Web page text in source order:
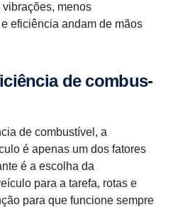
menos
eficiência andam de mãos
de combustível, a
é apenas um dos fatores
é a escolha da
para a tarefa, rotas e
para que funcione sempre